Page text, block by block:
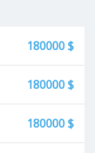
180000 $
180000 $
180000 $